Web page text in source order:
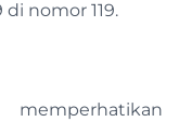
nomor 119.